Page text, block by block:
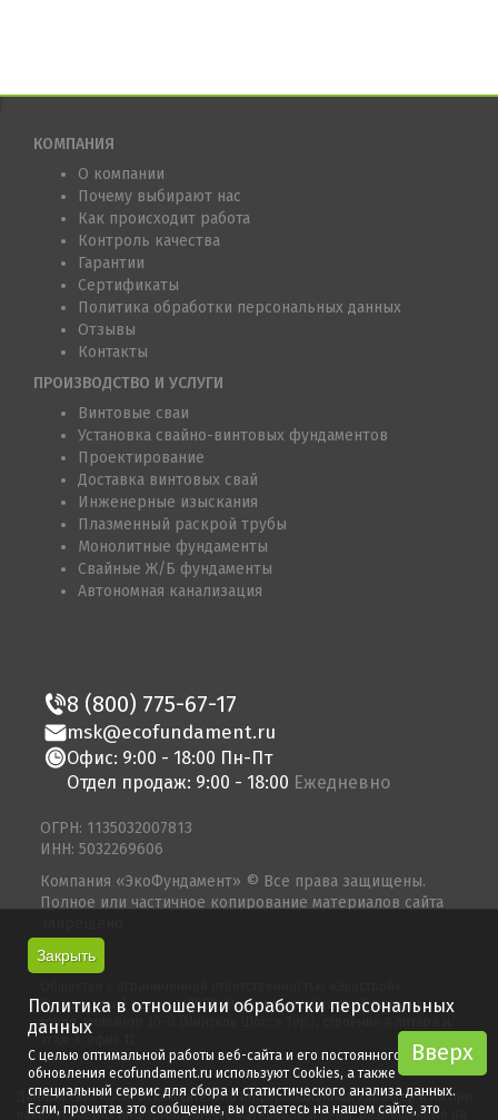
КОМПАНИЯ
О компании
Почему выбирают нас
Как происходит работа
Контроль качества
Гарантии
Сертификаты
Политика обработки персональных данных
Отзывы
Контакты
ПРОИЗВОДСТВО И УСЛУГИ
Винтовые сваи
Установка свайно-винтовых фундаментов
Проектирование
Доставка винтовых свай
Инженерные изыскания
Плазменный раскрой трубы
Монолитные фундаменты
Свайные Ж/Б фундаменты
Автономная канализация
8 (800) 775-67-17
msk@ecofundament.ru
Офис: 9:00 - 18:00 Пн-Пт
Отдел продаж: 9:00 - 18:00 Ежедневно
Юридический адрес: 143080, Московская область, Одинцово
город, километр 30-Й (Минское Шоссе Тер.), строение 4 литера и,
ОГРН: 1135032007813
ИНН: 5032269606
Компания «ЭкоФундамент» © Все права защищены.
Полное или частичное копирование материалов сайта
© 2026
Данный сайт носит исключительно информационный характер и ни при
каких условиях информационные материалы и цены, размещенные на
Вверх
Вверх
Закрыть
Политика в отношении обработки персональных
данных
С целью оптимальной работы веб-сайта и его постоянного
обновления ecofundament.ru используют Cookies, а также
специальный сервис для сбора и статистического анализа данных.
Если, прочитав это сообщение, вы остаетесь на нашем сайте, это